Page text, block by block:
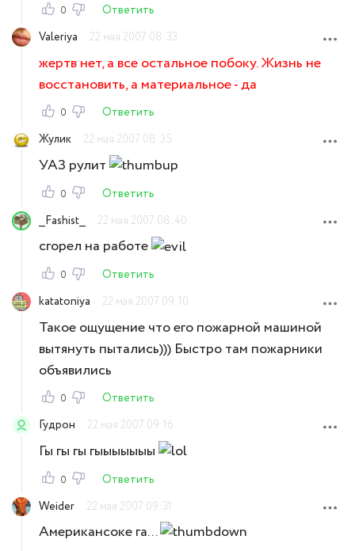
0
Ответить
Valeriya
22 мая 2007 08:33
жертв нет, а все остальное побоку. Жизнь не
восстановить, а материальное - да
0
Ответить
Жулик
22 мая 2007 08:35
УАЗ рулит
0
Ответить
__Fashist__
22 мая 2007 08:40
сгорел на работе
0
Ответить
katatoniya
22 мая 2007 09:10
Такое ощущение что его пожарной машиной
вытянуть пытались))) Быстро там пожарники
объявились
0
Ответить
Гудрон
22 мая 2007 09:16
Гы гы гы гыыыыыыы
0
Ответить
Weider
22 мая 2007 09:31
Американсоке га...